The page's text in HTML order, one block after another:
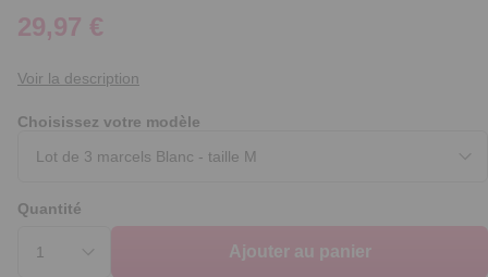
29,97 €
Voir la description
Choisissez votre modèle
Quantité
Ajouter au panier